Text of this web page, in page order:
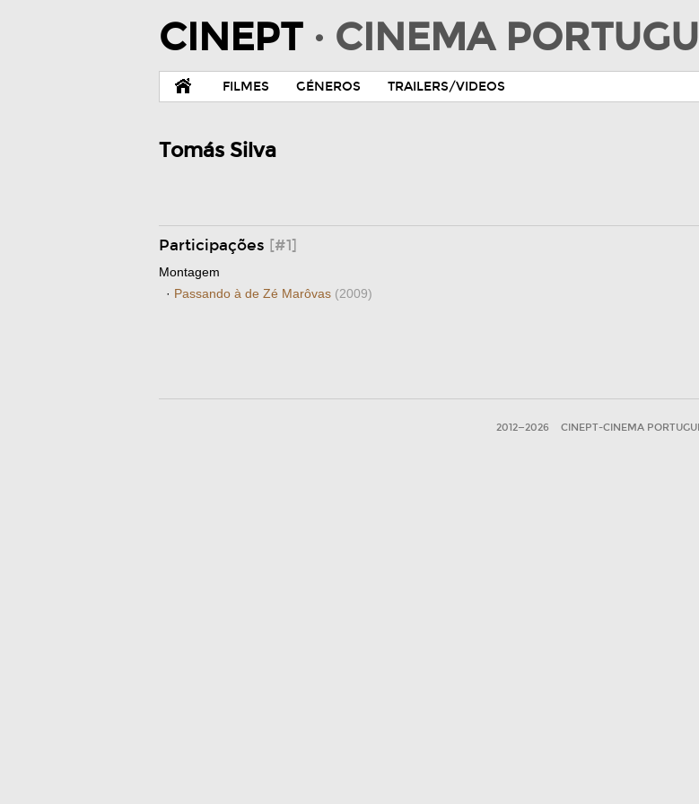
CINEPT · CINEMA
FILMES GÉNEROS TRAILERS/VIDEOS
Tomás Silva
Participações [#1]
Montagem
· Passando à de Zé Marôvas (2009)
2012—2026 CINEPT-CINEMA